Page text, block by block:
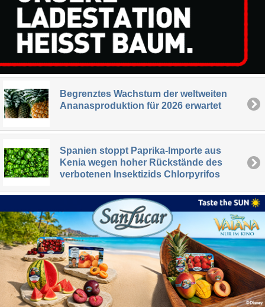
Begrenztes Wachstum der weltweiten
Ananasproduktion für 2026 erwartet
Spanien stoppt Paprika-Importe aus
Kenia wegen hoher Rückstände des
verbotenen Insektizids Chlorpyrifos